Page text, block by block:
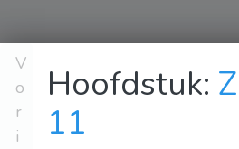
V
o
r
i
Hoofdstuk:
11